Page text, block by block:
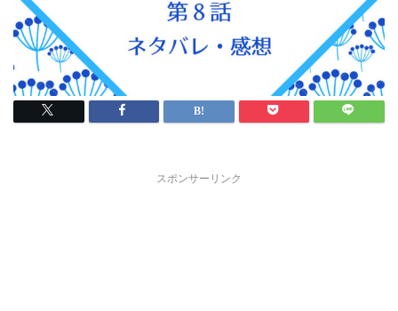
スポンサーリンク